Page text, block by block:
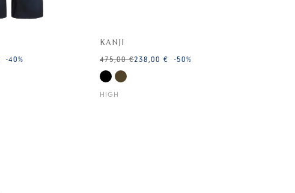
-40%
KANJI
HIGH
475,00 €238,00 € -50%